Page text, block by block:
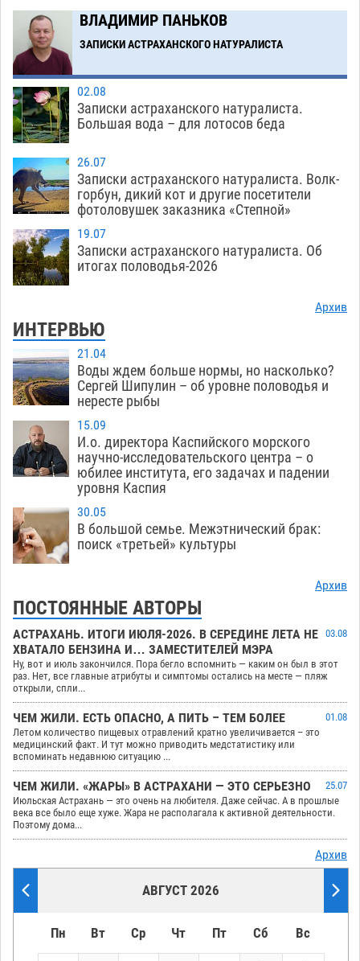
Загрузить еще
ВЛАДИМИР ПАНЬКОВ
ЗАПИСКИ АСТРАХАНСКОГО НАТУРАЛИСТА
02.08
Записки астраханского натуралиста.
Большая вода – для лотосов беда
26.07
Записки астраханского натуралиста. Волк-
горбун, дикий кот и другие посетители
фотоловушек заказника «Степной»
19.07
Записки астраханского натуралиста. Об
итогах половодья-2026
Архив
ИНТЕРВЬЮ
21.04
Воды ждем больше нормы, но насколько?
Сергей Шипулин – об уровне половодья и
нересте рыбы
15.09
И.о. директора Каспийского морского
научно-исследовательского центра – о
юбилее института, его задачах и падении
уровня Каспия
30.05
В большой семье. Межэтнический брак:
поиск «третьей» культуры
Архив
ПОСТОЯННЫЕ АВТОРЫ
АСТРАХАНЬ. ИТОГИ ИЮЛЯ-2026. В СЕРЕДИНЕ ЛЕТА НЕ
ХВАТАЛО БЕНЗИНА И… ЗАМЕСТИТЕЛЕЙ МЭРА
03.08
Ну, вот и июль закончился. Пора бегло вспомнить — каким он был в этот
раз. Нет, все главные атрибуты и симптомы остались на месте — пляж
открыли, спли...
ЧЕМ ЖИЛИ. ЕСТЬ ОПАСНО, А ПИТЬ – ТЕМ БОЛЕЕ
01.08
Летом количество пищевых отравлений кратно увеличивается – это
медицинский факт. И тут можно приводить медстатистику или
вспоминать недавнюю ситуацию ...
ЧЕМ ЖИЛИ. «ЖАРЫ» В АСТРАХАНИ — ЭТО СЕРЬЕЗНО
25.07
Июльская Астрахань — это очень на любителя. Даже сейчас. А в прошлые
века все было еще хуже. Жара не располагала к активной деятельности.
Поэтому дома...
Архив
АВГУСТ 2026
Пн Вт Ср Чт Пт Сб Вс